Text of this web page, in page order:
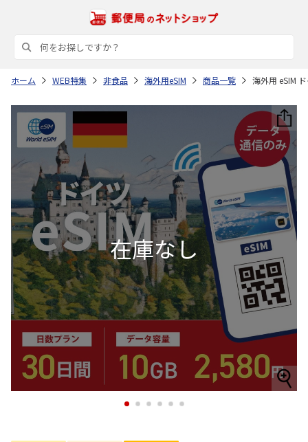
ホーム WEB特集 非食品 海外用eSIM 商品一覧 海外用 eSIM
1 2 3 4 5 6